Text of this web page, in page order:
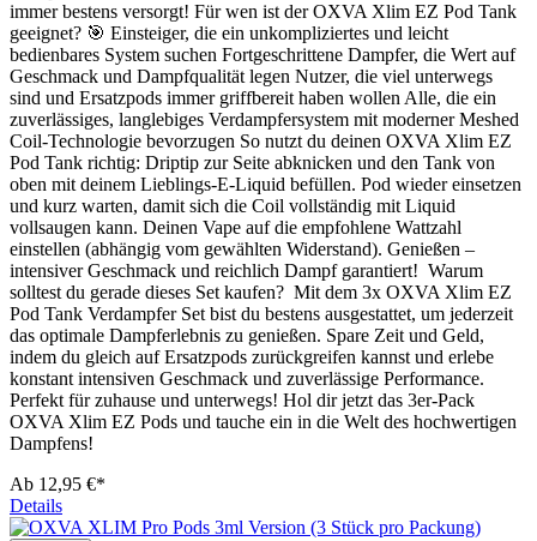
immer bestens versorgt! Für wen ist der OXVA Xlim EZ Pod Tank
geeignet? 🎯 Einsteiger, die ein unkompliziertes und leicht
bedienbares System suchen Fortgeschrittene Dampfer, die Wert auf
Geschmack und Dampfqualität legen Nutzer, die viel unterwegs
sind und Ersatzpods immer griffbereit haben wollen Alle, die ein
zuverlässiges, langlebiges Verdampfersystem mit moderner Meshed
Coil-Technologie bevorzugen So nutzt du deinen OXVA Xlim EZ
Pod Tank richtig: Driptip zur Seite abknicken und den Tank von
oben mit deinem Lieblings-E-Liquid befüllen. Pod wieder einsetzen
und kurz warten, damit sich die Coil vollständig mit Liquid
vollsaugen kann. Deinen Vape auf die empfohlene Wattzahl
einstellen (abhängig vom gewählten Widerstand). Genießen –
intensiver Geschmack und reichlich Dampf garantiert! Warum
solltest du gerade dieses Set kaufen? Mit dem 3x OXVA Xlim EZ
Pod Tank Verdampfer Set bist du bestens ausgestattet, um jederzeit
das optimale Dampferlebnis zu genießen. Spare Zeit und Geld,
indem du gleich auf Ersatzpods zurückgreifen kannst und erlebe
konstant intensiven Geschmack und zuverlässige Performance.
Perfekt für zuhause und unterwegs! Hol dir jetzt das 3er-Pack
OXVA Xlim EZ Pods und tauche ein in die Welt des hochwertigen
Dampfens!
Ab 12,95 €*
Details